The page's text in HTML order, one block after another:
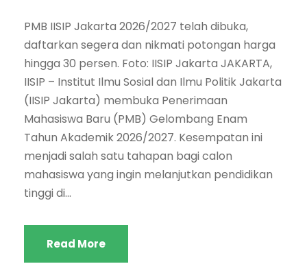
PMB IISIP Jakarta 2026/2027 telah dibuka,
daftarkan segera dan nikmati potongan harga
hingga 30 persen. Foto: IISIP Jakarta JAKARTA,
IISIP – Institut Ilmu Sosial dan Ilmu Politik Jakarta
(IISIP Jakarta) membuka Penerimaan
Mahasiswa Baru (PMB) Gelombang Enam
Tahun Akademik 2026/2027. Kesempatan ini
menjadi salah satu tahapan bagi calon
mahasiswa yang ingin melanjutkan pendidikan
tinggi di...
Read More